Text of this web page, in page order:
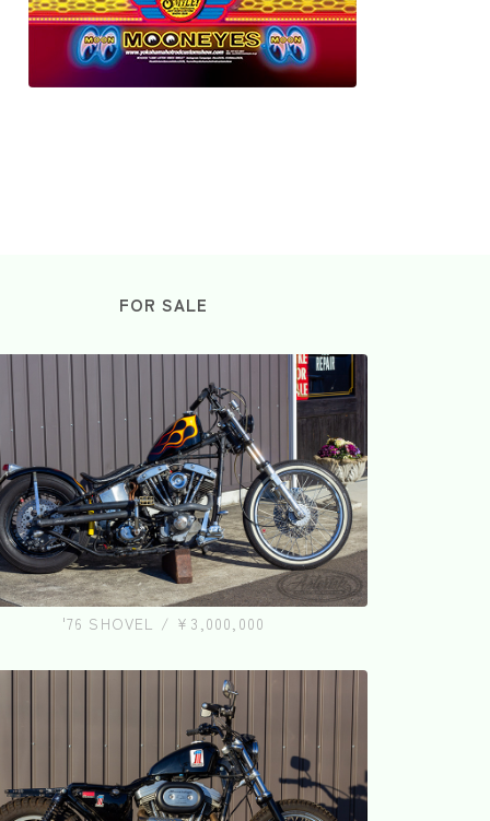
FOR SALE
'76 SHOVEL / ¥3,000,000